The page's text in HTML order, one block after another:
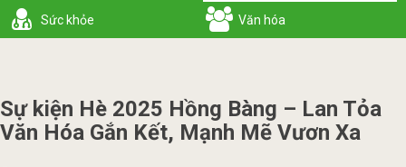
Sức khỏe Văn hóa
Sự kiện Hè 2025 Hồng Bàng – Lan Tỏa
Văn Hóa Gắn Kết, Mạnh Mẽ Vươn Xa